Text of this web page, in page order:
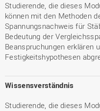
Studierende, die dieses
können mit den Methoden
Spannungsnachweis für
Bedeutung der
Beanspruchungen erklären
Festigkeitshypothesen
Wissensverständnis
Studierende, die dieses